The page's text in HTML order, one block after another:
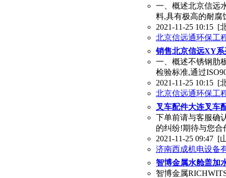
一、概述北京信远
料,具有极高的耐腐
2021-11-25 10:15 [
北京信远通环保工
销售北京信远XY
一、概述不锈钢肋
检验标准,通过
2021-11-25 10:15 [
北京信远通环保工
叉车配件大连叉车
下单前请与客服确
的纠纷!期待与您合
2021-11-25 09:47 [
济南西成机电设备
智博金属水舱盖加
智博金属